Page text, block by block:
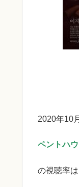
2020年10
ペントハ
の視聴率